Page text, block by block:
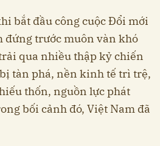
bắt đầu công cuộc Đổi mới
đứng trước muôn vàn khó
qua nhiều thập kỷ chiến
tàn phá, nền kinh tế trì trệ,
thốn, nguồn lực phát
bối cảnh đó, Việt Nam đã